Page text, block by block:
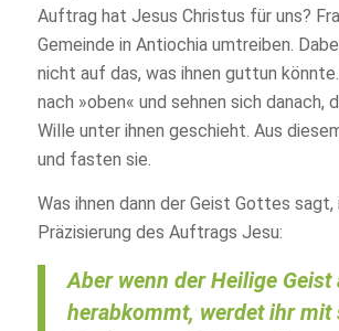
Auftrag hat Jesus Christus für uns?
Gemeinde in Antiochia umtreiben.
nicht auf das, was ihnen guttun
nach »oben« und sehnen sich danach,
Wille unter ihnen geschieht. Aus
und fasten sie.
Was ihnen dann der Geist Gottes sagt,
Präzisierung des Auftrags Jesu:
Aber wenn derHeilige Geist
herabkommt, werdet ihr mit